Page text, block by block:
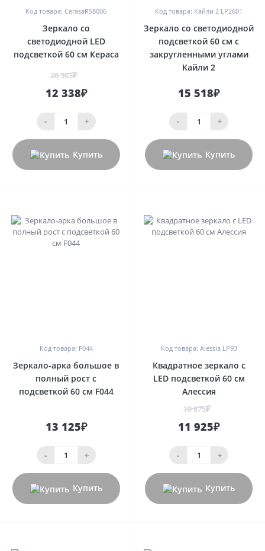
Код товара: CerasaRS8006
Зеркало со
светодиодной LED
подсветкой 60 см Кераса
20 563₽
12 338₽
- +
Купить
Код товара: Кайли 2 LP2601
Зеркало со светодиодной
подсветкой 60 см с
закругленными углами
Кайли 2
15 518₽
- +
Купить
Код товара: F044
Зеркало-арка большое в
полный рост с
подсветкой 60 см F044
13 125₽
- +
Купить
Код товара: Alessia LP93
Квадратное зеркало с
LED подсветкой 60 см
Алессия
19 875₽
11 925₽
- +
Купить